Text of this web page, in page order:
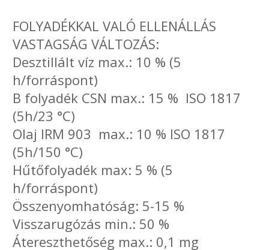
FOLYADÉKKAL VALÓ ELLENÁLLÁS
VASTAGSÁG VÁLTOZÁS:
Desztillált víz max.: 10 % (5
h/forráspont)
B folyadék CSN max.: 15 % ISO 1817
(5h/23 °C)
Olaj IRM 903 max.: 10 % ISO 1817
(5h/150 °C)
Hűtőfolyadék max: 5 % (5
h/forráspont)
Összenyomhatóság: 5-15 %
Visszarugózás min.: 50 %
Átereszthetőség max.: 0,1 mg